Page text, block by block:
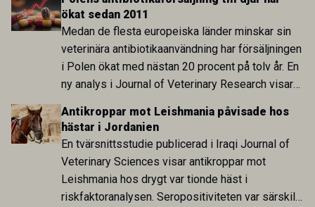
sida och pekar på en obalans i EU:s One Health-
arbete.
ökat sedan 2011
Medan de flesta europeiska länder minskar sin
veterinära antibiotikaanvändning har försäljningen
i Polen ökat med nästan 20 procent på tolv år. En
ny analys i Journal of Veterinary Research visar
att skillnaden mot lågförbrukarländer som
Sverige är fortsatt stor.
Antikroppar mot Leishmania påvisade hos
hästar i Jordanien
En tvärsnittsstudie publicerad i Iraqi Journal of
Veterinary Sciences visar antikroppar mot
Leishmania hos drygt var tionde häst i
riskfaktoranalysen. Seropositiviteten var särskilt